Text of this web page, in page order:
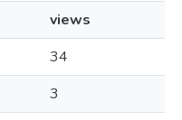
views
34
3